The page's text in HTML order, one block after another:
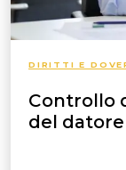
DIRITTI E
Controllo
del